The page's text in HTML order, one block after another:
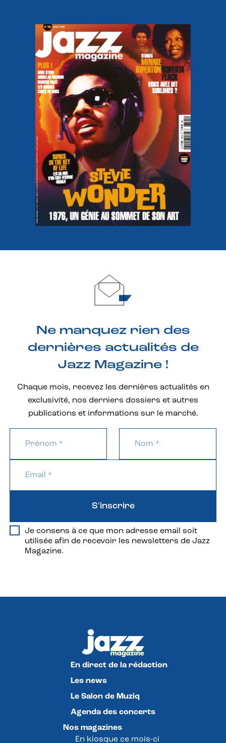
Ne manquez rien des
dernières actualités de
Jazz Magazine !
Chaque mois, recevez les dernières actualités en
exclusivité, nos derniers dossiers et autres
publications et informations sur le marché.
Je consens à ce que mon adresse email soit
utilisée afin de recevoir les newsletters de Jazz
Magazine.
S'inscrire
En direct de la rédaction
Les news
Le Salon de Muziq
Agenda des concerts
Nos magazines
En kiosque ce mois-ci